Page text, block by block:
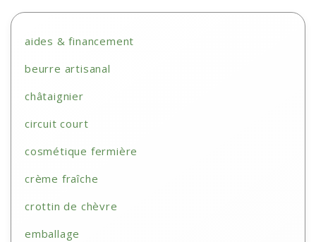
aides & financement
beurre artisanal
châtaignier
circuit court
cosmétique fermière
crème fraîche
crottin de chèvre
emballage